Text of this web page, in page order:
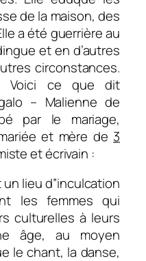
de la maison, des
a été guerrière au
et en d’autres
circonstances.
Voici ce que dit
– Malienne de
par le mariage,
et mère de 3
et écrivain :
lieu d‟inculcation
les femmes qui
culturelles à leurs
âge, au moyen
le chant, la danse,